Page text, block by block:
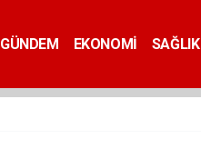
GÜNDEM EKONOMİ SAĞLIK